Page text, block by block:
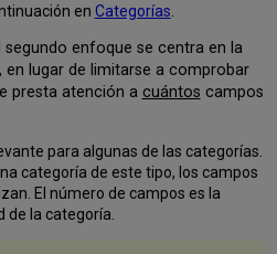
en Categorías
segundo enfoque se centra en la
lugar de limitarse a comprobar
presta atención a cuántos campos
para algunas de las categorías.
categoría de este tipo, los campos
El número de campos es la
la categoría.